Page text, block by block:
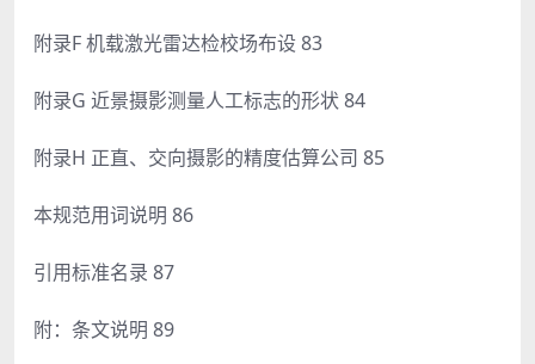
附录F 机载激光雷达检校场布设 83
附录G 近景摄影测量人工标志的形状 84
附录H 正直、交向摄影的精度估算公司 85
本规范用词说明 86
引用标准名录 87
附：条文说明 89